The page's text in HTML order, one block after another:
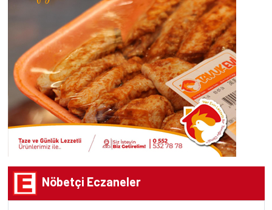
Nöbetçi Eczaneler